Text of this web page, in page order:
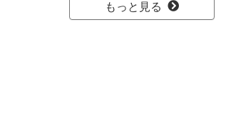
もっと見る